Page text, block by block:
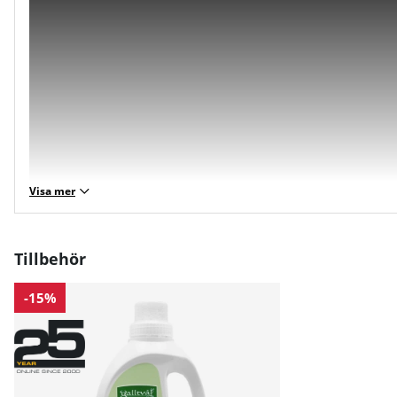
Storleksguide
GASP- Herr
Visa mer
Tillbehör
-15%